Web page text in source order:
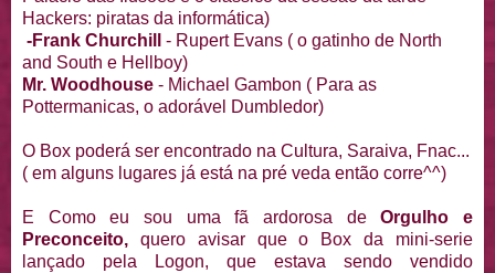
Hackers: piratas da informática)
-Frank Churchill
- Rupert Evans ( o gatinho de North
and South e Hellboy)
Mr. Woodhouse - Michael Gambon ( Para as
Pottermanicas, o adorável Dumbledor)
O Box poderá ser encontrado na Cultura, Saraiva, Fnac...
( em alguns lugares já está na pré veda então corre^^)
E Como eu sou uma fã ardorosa deOrgulho e
Preconceito, quero avisar que o Box da mini-serie
lançado pela Logon, que estava sendo vendido